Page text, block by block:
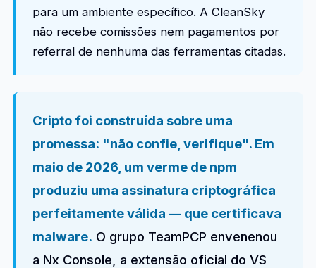
para um ambiente específico. A CleanSky
não recebe comissões nem pagamentos por
referral de nenhuma das ferramentas citadas.
Cripto foi construída sobre uma
promessa: "não confie, verifique". Em
maio de 2026, um verme de npm
produziu uma assinatura criptográfica
perfeitamente válida — que certificava
malware. O grupo TeamPCP envenenou
a Nx Console, a extensão oficial do VS